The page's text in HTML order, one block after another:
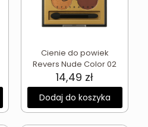
Cienie do powiek
Revers Nude Color 02
14,49 zł
Dodaj do koszyka